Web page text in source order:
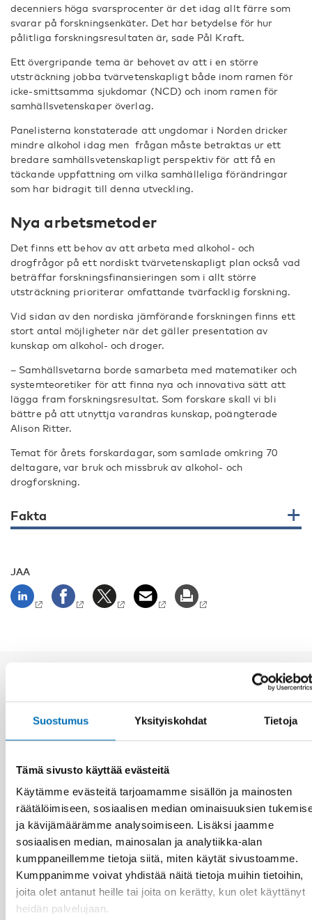
Suostumus Yksityiskohdat Tietoja
Tämä sivusto käyttää evästeitä
Käytämme evästeitä tarjoamamme sisällön ja mainosten
räätälöimiseen, sosiaalisen median ominaisuuksien
ja kävijämäärämme analysoimiseen. Lisäksi jaamme
sosiaalisen median, mainosalan ja analytiikka-alan
kumppaneillemme tietoja siitä, miten käytät sivustoamme.
Kumppanimme voivat yhdistää näitä tietoja muihin tietoihin,
joita olet antanut heille tai joita on kerätty, kun olet käyttänyt
heidän palvelujaan.
decenniers höga svarsprocenter är det idag allt färre som
svarar på forskningsenkäter. Det har betydelse för hur
pålitliga forskningsresultaten är, sade Pål Kraft.
Ett övergripande tema är behovet av att i en större
utsträckning jobba tvärvetenskapligt både inom ramen för
icke-smittsamma sjukdomar (NCD) och inom ramen för
samhällsvetenskaper överlag.
Panelisterna konstaterade att ungdomar i Norden dricker
mindre alkohol idag men frågan måste betraktas ur ett
bredare samhällsvetenskapligt perspektiv för att få en
täckande uppfattning om vilka samhälleliga förändringar
som har bidragit till denna utveckling.
Nya arbetsmetoder
Det finns ett behov av att arbeta med alkohol- och
drogfrågor på ett nordiskt tvärvetenskapligt plan också vad
beträffar forskningsfinansieringen som i allt större
utsträckning prioriterar omfattande tvärfacklig forskning.
Vid sidan av den nordiska jämförande forskningen finns ett
stort antal möjligheter när det gäller presentation av
kunskap om alkohol- och droger.
– Samhällsvetarna borde samarbeta med matematiker och
systemteoretiker för att finna nya och innovativa sätt att
lägga fram forskningsresultat. Som forskare skall vi bli
bättre på att utnyttja varandras kunskap, poängterade
Alison Ritter.
Temat för årets forskardagar, som samlade omkring 70
deltagare, var bruk och missbruk av alkohol- och
drogforskning.
Fakta
JAA